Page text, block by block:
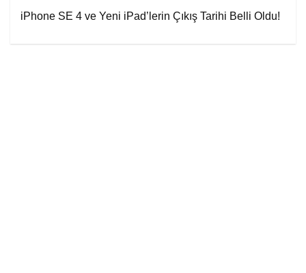
iPhone SE 4 ve Yeni iPad’lerin Çıkış Tarihi Belli Oldu!